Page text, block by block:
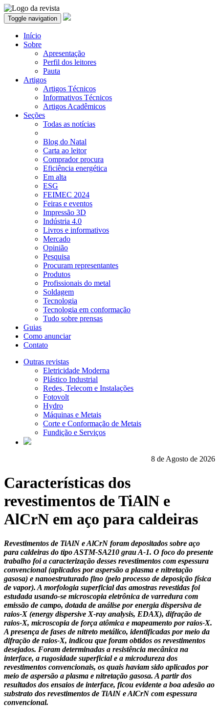
Toggle navigation
Início
Sobre
Apresentação
Perfil dos leitores
Pauta
Artigos
Artigos Técnicos
Informativos Técnicos
Artigos Acadêmicos
Seções
Todas as notícias
Blog do Natal
Carta ao leitor
Comprador procura
Eficiência energética
Em alta
ESG
FEIMEC 2024
Feiras e eventos
Impressão 3D
Indústria 4.0
Livros e informativos
Mercado
Opinião
Pesquisa
Procuram representantes
Produtos
Profissionais do metal
Soldagem
Tecnologia
Tecnologia em conformação
Tudo sobre prensas
Guias
Como anunciar
Contato
Outras revistas
Eletricidade Moderna
Plástico Industrial
Redes, Telecom e Instalações
Fotovolt
Hydro
Máquinas e Metais
Corte e Conformação de Metais
Fundição e Serviços
8 de Agosto de 2026
Características dos
revestimentos de TiAlN e
AlCrN em aço para caldeiras
Revestimentos de TiAlN e AlCrN foram depositados sobre aço
para caldeiras do tipo ASTM-SA210 grau A-1. O foco do presente
trabalho foi a caracterização desses revestimentos com espessura
convencional (aplicados por aspersão a plasma e nitretação
gasosa) e nanoestruturado fino (pelo processo de deposição física
de vapor). A morfologia superficial das amostras revestidas foi
estudada usando-se microscopia eletrônica de varredura com
emissão de campo, dotada de análise por energia dispersiva de
raios-X (energy dispersive X-ray analysis, EDAX), difração de
raios-X, microscopia de força atômica e mapeamento por raios-X.
A presença de fases de nitreto metálico, identificadas por meio da
difração de raios-X, indicou que foram obtidos os revestimentos
desejados. Foram determinadas a resistência mecânica na
interface, a rugosidade superficial e a microdureza dos
revestimentos convencionais, os quais haviam sido aplicados por
meio de aspersão a plasma e nitretação gasosa. A partir dos
resultados dos ensaios de interface, ficou evidente a boa adesão ao
substrato dos revestimentos de TiAlN e AlCrN com espessura
convencional.